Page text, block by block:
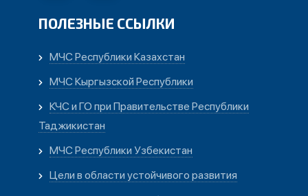
ПОЛЕЗНЫЕ ССЫЛКИ
МЧС Республики Казахстан
МЧС Кыргызской Республики
КЧС и ГО при Правительстве Республики
Таджикистан
МЧС Республики Узбекистан
Цели в области устойчивого развития